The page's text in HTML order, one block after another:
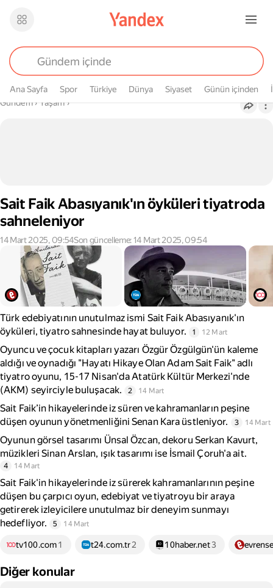
Ana Sayfa Spor Türkiye Dünya Siyaset Günün içinden
Buradasın
Gündem› Yaşam›
Sait Faik Abasıyanık'ın öyküleri tiyatroda
sahneleniyor
14 Mart 2025, 09:54Son güncelleme: 14 Mart 2025, 09:54
Türk edebiyatının unutulmaz ismi Sait Faik Abasıyanık'ın
öyküleri, tiyatro sahnesinde hayat buluyor.
1 12 Mart
Oyuncu ve çocuk kitapları yazarı Özgür Özgülgün'ün kaleme
aldığı ve oynadığı "Hayatı Hikaye Olan Adam Sait Faik" adlı
tiyatro oyunu, 15-17 Nisan'da Atatürk Kültür Merkezi'nde
(AKM) seyirciyle buluşacak.
2 14 Mart
Sait Faik’in hikayelerinde iz süren ve kahramanların peşine
düşen oyunun yönetmenliğini Senan Kara üstleniyor.
3 14 Mart
Oyunun görsel tasarımı Ünsal Özcan, dekoru Serkan Kavurt,
müzikleri Sinan Arslan, ışık tasarımı ise İsmail Çoruh'a ait.
4 14 Mart
Sait Faik'in hikayelerinde iz sürerek kahramanlarının peşine
düşen bu çarpıcı oyun, edebiyat ve tiyatroyu bir araya
getirerek izleyicilere unutulmaz bir deneyim sunmayı
hedefliyor.
5 14 Mart
tv100.com1 t24.com.tr2 10haber.net3
Diğer konular